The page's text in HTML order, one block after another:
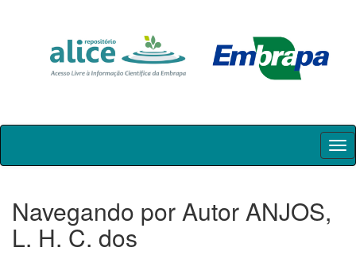
Skip
Navegando por Autor ANJOS,
L. H. C. dos